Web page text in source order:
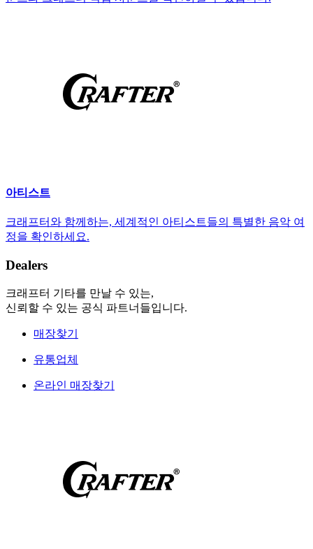
아티스트
크래프터와 함께하는, 세계적인 아티스트들의 특별한 음악 여
정을 확인하세요.
Dealers
크래프터 기타를 만날 수 있는,
신뢰할 수 있는 공식 파트너들입니다.
매장찾기
유통업체
온라인 매장찾기